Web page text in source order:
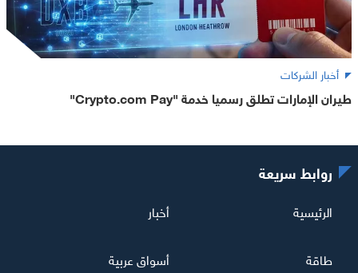
أخبار الشركات
طيران الإمارات تطلق رسميا خدمة "Crypto.com Pay"
روابط سريعة
الرئيسية أخبار
طاقة أسواق عربية